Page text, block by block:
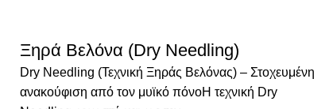
Ξηρά Βελόνα (Dry Needling)
Dry Needling (Τεχνική Ξηράς Βελόνας) – Στοχευμένη
ανακούφιση από τον μυϊκό πόνοΗ τεχνική Dry